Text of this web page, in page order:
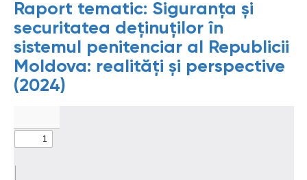
Raport tematic: Siguranța și
securitatea deținuților în
sistemul penitenciar al Republicii
Moldova: realități și perspective
(2024)